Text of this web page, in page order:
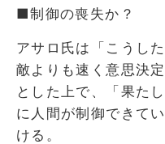
■制御の喪失か？
アサロ氏は「こうし
敵よりも速く意思決
とした上で、「果た
に人間が制御できて
ける。